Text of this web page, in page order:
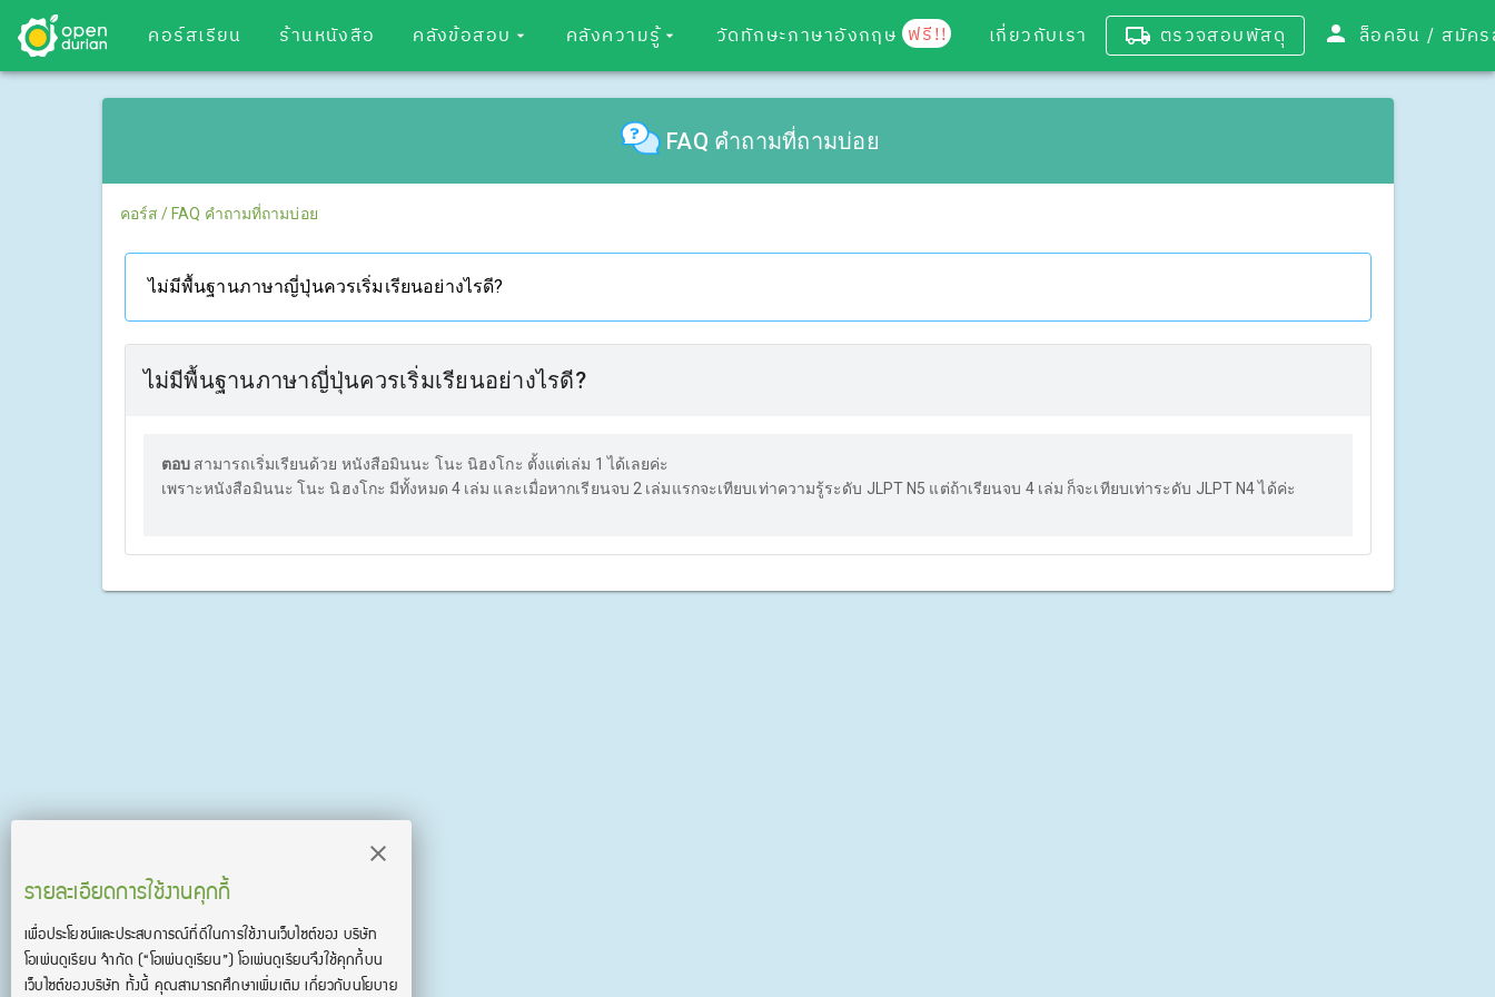
คอร์สเรียน ร้านหนังสือ คลังข้อสอบ คลังความรู้ วัดทักษะภาษาอังกฤษ ฟรี!! เกี่ยวกับเรา ตรวจสอบพัสดุ ล็อคอิน /
FAQ คำถามที่ถามบ่อย
คอร์ส / FAQ คำถามที่ถามบ่อย
ไม่มีพื้นฐานภาษาญี่ปุ่นควรเริ่มเรียนอย่างไรดี?
ไม่มีพื้นฐานภาษาญี่ปุ่นควรเริ่มเรียนอย่างไรดี?
ตอบสามารถเริ่มเรียนด้วย หนังสือมินนะ โนะ นิฮงโกะ ตั้งแต่เล่ม 1 ได้เลยค่ะ
เพราะหนังสือมินนะ โนะ นิฮงโกะ มีทั้งหมด 4 เล่ม และเมื่อหากเรียนจบ 2 เล่มแรกจะเทียบเท่าความรู้ระดับ JLPT N5 แต่ถ้าเรียนจบ 4 เล่ม ก็จะเทียบเท่าระดับ JLPT N4 ได้ค่ะ
รายละเอียดการใช้งานคุกกี้
เพื่อประโยชน์และประสบการณ์ที่ดีในการใช้งานเว็บไซต์ของ บริษัท
โอเพ่นดูเรียน จํากัด (“โอเพ่นดูเรียน”)โอเพ่นดูเรียนจึงใช้คุกกี้บน
เว็บไซต์ของบริษัท ทั้งนี้ คุณสามารถศึกษาเพิ่มเติม เกี่ยวกับนโยบาย